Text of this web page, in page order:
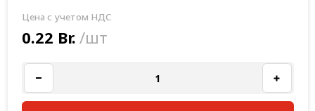
Цена с учетом НДС
0.22 Br. /шт